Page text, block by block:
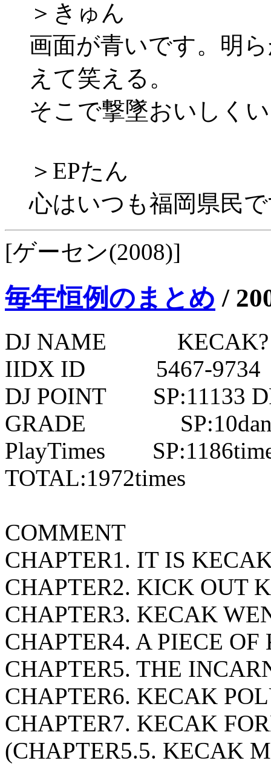
＞きゅん
画面が青いです。明
えて笑える。
そこで撃墜おいしく
＞EPたん
心はいつも福岡県民
[ゲーセン(2008)]
毎年恒例のまとめ /
DJ NAME KECAK?
IIDX ID 5467-9734
DJ POINT SP:11133
GRADE SP:10dan
PlayTimes
TOTAL:1972times
COMMENT
CHAPTER1. IT IS
CHAPTER2. KICK OUT
CHAPTER3. KECAK
CHAPTER4. A PIECE OF
CHAPTER5. THE
CHAPTER6. KECAK
CHAPTER7. KECAK
(CHAPTER5.5. KECAK